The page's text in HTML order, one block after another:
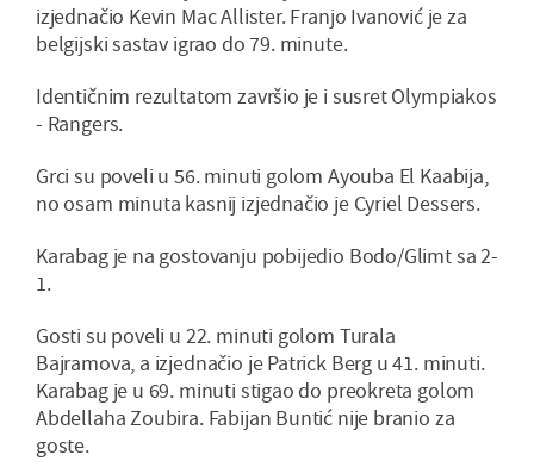
izjednačio Kevin Mac Allister. Franjo Ivanović je za
belgijski sastav igrao do 79. minute.
Identičnim rezultatom završio je i susret Olympiakos
- Rangers.
Grci su poveli u 56. minuti golom Ayouba El Kaabija,
no osam minuta kasnij izjednačio je Cyriel Dessers.
Karabag je na gostovanju pobijedio Bodo/Glimt sa 2-
1.
Gosti su poveli u 22. minuti golom Turala
Bajramova, a izjednačio je Patrick Berg u 41. minuti.
Karabag je u 69. minuti stigao do preokreta golom
Abdellaha Zoubira. Fabijan Buntić nije branio za
goste.